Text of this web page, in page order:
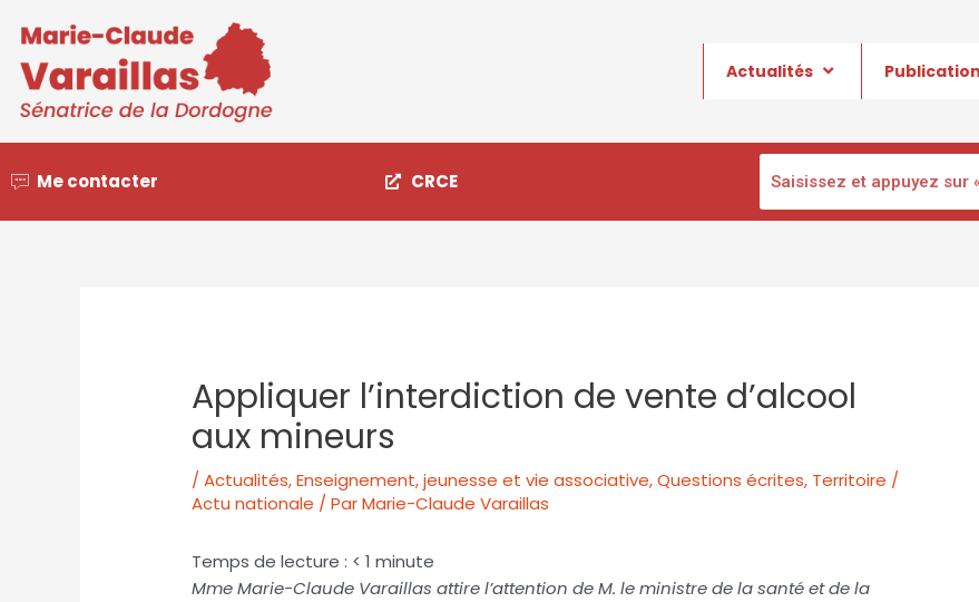
Actualités
Me contacter CRCE
Appliquer l’interdiction de vente d’alcool
aux mineurs
/Actualités,Enseignement, jeunesse et vie associative,Questions écrites, Territoire /
Actu nationale / ParMarie-Claude Varaillas
Temps de lecture : < 1 minute
Mme Marie-Claude Varaillas attire l’attention de M. le ministre de la santé et de la